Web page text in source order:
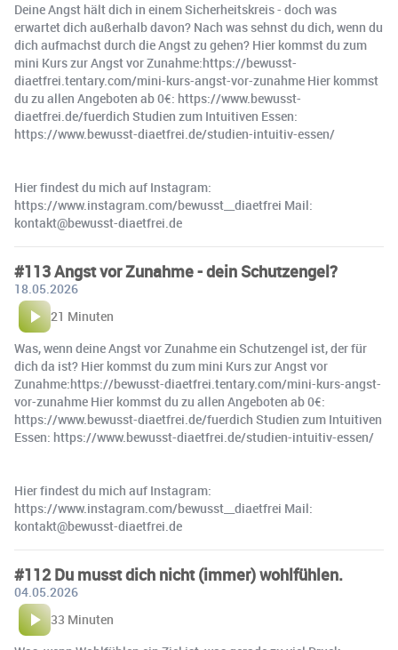
Deine Angst hält dich in einem Sicherheitskreis - doch was
erwartet dich außerhalb davon? Nach was sehnst du dich, wenn du
dich aufmachst durch die Angst zu gehen? Hier kommst du zum
mini Kurs zur Angst vor Zunahme:https://bewusst-
diaetfrei.tentary.com/mini-kurs-angst-vor-zunahme Hier kommst
du zu allen Angeboten ab 0€: https://www.bewusst-
diaetfrei.de/fuerdich Studien zum Intuitiven Essen:
https://www.bewusst-diaetfrei.de/studien-intuitiv-essen/
Hier findest du mich auf Instagram:
https://www.instagram.com/bewusst__diaetfrei Mail:
kontakt@bewusst-diaetfrei.de
#113 Angst vor Zunahme - dein Schutzengel?
18.05.2026
21 Minuten
Was, wenn deine Angst vor Zunahme ein Schutzengel ist, der für
dich da ist? Hier kommst du zum mini Kurs zur Angst vor
Zunahme:https://bewusst-diaetfrei.tentary.com/mini-kurs-angst-
vor-zunahme Hier kommst du zu allen Angeboten ab 0€:
https://www.bewusst-diaetfrei.de/fuerdich Studien zum Intuitiven
Essen: https://www.bewusst-diaetfrei.de/studien-intuitiv-essen/
Hier findest du mich auf Instagram:
https://www.instagram.com/bewusst__diaetfrei Mail:
kontakt@bewusst-diaetfrei.de
#112 Du musst dich nicht (immer) wohlfühlen.
04.05.2026
33 Minuten